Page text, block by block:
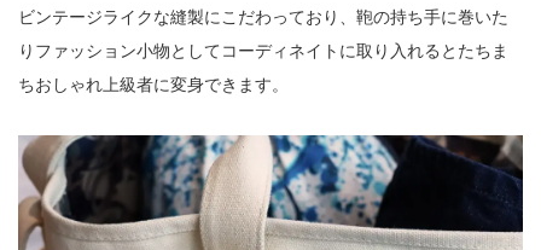
ビンテージライクな縫製にこだわっており、鞄の持ち手に巻いた
りファッション小物としてコーディネイトに取り入れるとたちま
ちおしゃれ上級者に変身できます。